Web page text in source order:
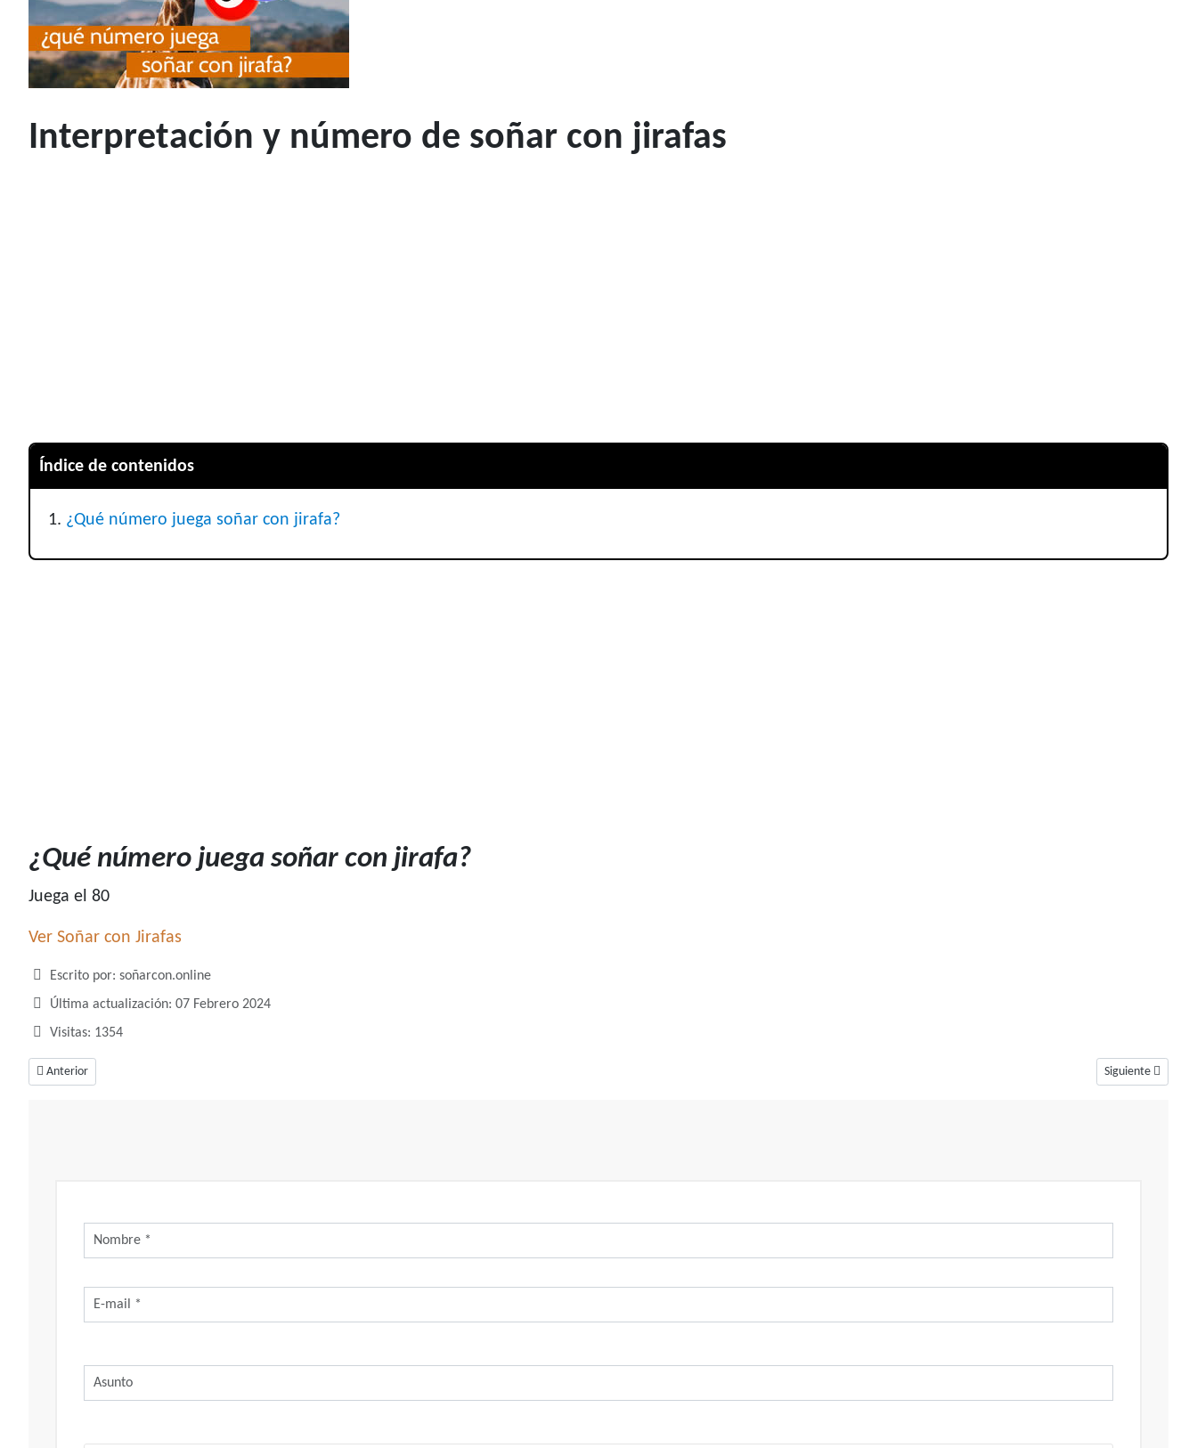
Interpretación y número de soñar con jirafas
Índice de contenidos
¿Qué número juega soñar con jirafa?
¿Qué número juega soñar con jirafa?
Juega el 80
Ver Soñar con Jirafas
Detalles
Escrito por: soñarcon.online
Última actualización: 07 Febrero 2024
Visitas: 1354
Artículo anterior: ¿Qué número juega soñar con jefe?
Anterior Artículo siguiente:
Siguiente